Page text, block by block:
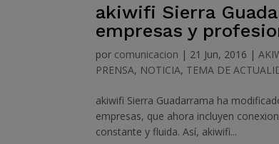
akiwifi Sierra
empresas y
por comunicacion | 21 Jun, 2016 |
PRENSA, NOTICIA, TEMA DE
akiwifi Sierra Guadarrama ha
empresas, que ahora incluyen
constante y fluida. Así, akiwifi...